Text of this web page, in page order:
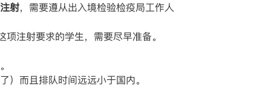
射，需要遵从出入境检验检疫局工作人
注射要求的学生，需要尽早准备。
而且排队时间远远小于国内。